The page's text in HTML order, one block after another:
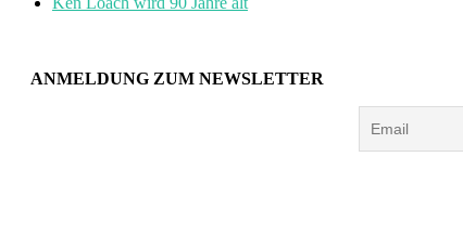
ANMELDUNG ZUM NEWSLETTER